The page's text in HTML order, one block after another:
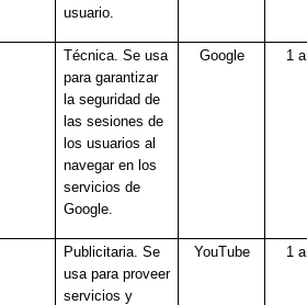
usuario.
Técnica. Se usa
para garantizar
la seguridad de
las sesiones de
los usuarios al
navegar en los
servicios de
Google.
Google 1
Publicitaria. Se
usa para proveer
servicios y
YouTube 1